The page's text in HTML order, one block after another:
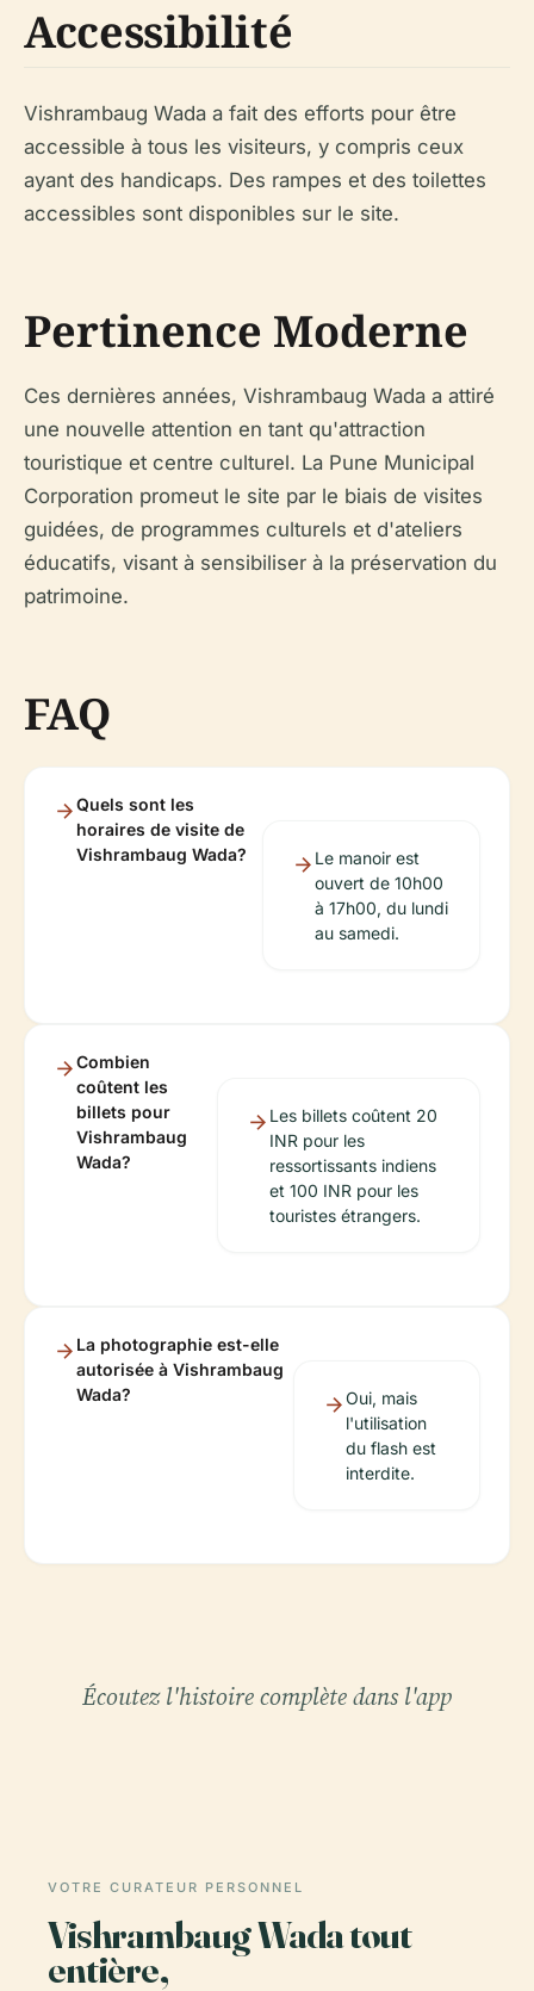
Accessibilité
Vishrambaug Wada a fait des efforts pour être
accessible à tous les visiteurs, y compris ceux
ayant des handicaps. Des rampes et des toilettes
accessibles sont disponibles sur le site.
Pertinence Moderne
Ces dernières années, Vishrambaug Wada a attiré
une nouvelle attention en tant qu'attraction
touristique et centre culturel. La Pune Municipal
Corporation promeut le site par le biais de visites
guidées, de programmes culturels et d'ateliers
éducatifs, visant à sensibiliser à la préservation du
patrimoine.
FAQ
Quels sont les
horaires de visite de
Vishrambaug Wada?
Le manoir est
ouvert de 10h00
à 17h00, du lundi
au samedi.
Combien
coûtent les
billets pour
Vishrambaug
Wada?
Les billets coûtent 20
INR pour les
ressortissants indiens
et 100 INR pour les
touristes étrangers.
La photographie est-elle
autorisée à Vishrambaug
Wada?
Oui, mais
l'utilisation
du flash est
interdite.
Écoutez l'histoire complète dans l'app
VOTRE CURATEUR PERSONNEL
Vishrambaug Wada tout
entière,